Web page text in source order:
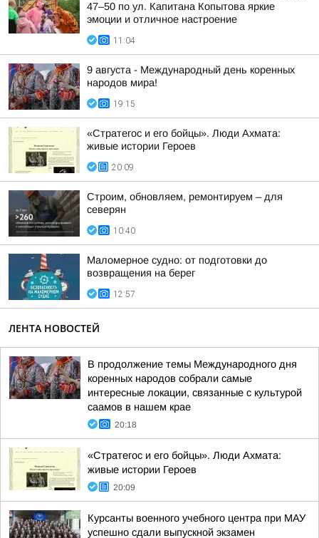
47–50 по ул. Капитана Копытова яркие
эмоции и отличное настроение
11:04
9 августа - Международный день коренных
народов мира!
19:15
«Стратегос и его бойцы». Люди Ахмата:
живые истории Героев
20:09
Строим, обновляем, ремонтируем – для
северян
10:40
Маломерное судно: от подготовки до
возвращения на берег
12:57
ЛЕНТА НОВОСТЕЙ
В продолжение темы Международного дня
коренных народов собрали самые
интересные локации, связанные с культурой
саамов в нашем крае
20:18
«Стратегос и его бойцы». Люди Ахмата:
живые истории Героев
20:09
Курсанты военного учебного центра при МАУ
успешно сдали выпускной экзамен